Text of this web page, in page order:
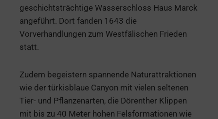
geschichtsträchtige Wasserschloss Haus Marck
angeführt. Dort fanden 1643 die
Vorverhandlungen zum Westfälischen Frieden
statt.
Zudem begeistern spannende Naturattraktionen
wie der türkisblaue Canyon mit vielen seltenen
Tier- und Pflanzenarten, die Dörenther Klippen
mit bis zu 40 Meter hohen Felsformationen wie